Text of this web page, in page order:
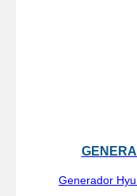
Generador